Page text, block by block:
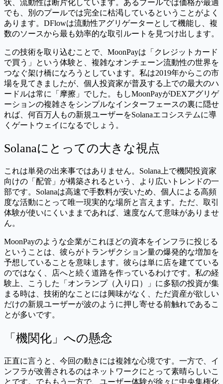
状、流動性は断片化しています。あるプールでは価格が最適
でも、別のプールでは完全に枯渇しているということがよく
あります。DFlowは流動性アグリゲーターとして機能し、複
数のソースから最も効率的な取引ルートを見つけ出します。
この技術を取り込むことで、MoonPayは「クレジットカード
で買う」という体験と、複雑なオンチェーン流動性の世界を
つなぐ架け橋になろうとしています。私は2019年からこの市
場を見てきましたが、個人投資家が普及する上での最大のハ
ードルは常に「摩擦」でした。もしMoonPayがDEXアグリゲ
ーションの複雑さをシンプルなインターフェースの裏に隠せ
れば、何百万人もの新規ユーザーをSolanaエコシステムに導
くゲートウェイになるでしょう。
Solanaにとっての大きな視点
これは単発の出来事ではありません。Solana上で機関投資家
向けの「配管」が構築されるという、より広いトレンドの一
部です。Solanaは高速で手数料が安いため、個人による高頻
度な活動にとって唯一現実的な場所と言えます。ただ、取引
体験が使いにくいままであれば、速度なんて意味がありませ
ん。
MoonPayのような企業がこれほどの資本をインフラに投じる
ということは、彼らがトランザクション量の爆発的な増加を
予想していることを意味します。彼らは単に店を建てている
のではなく、店へと続く道路を作っているわけです。私の経
験上、こうした「オンランプ（入り口）」に多額の投資が集
まる時は、技術的なことには興味がなく、ただ資産が欲しい
だけの新規ユーザーが波のように押し寄せる前触れであるこ
とが多いです。
「機関化」への懸念
正直に言うと、今回の動きには複雑な心境です。一方で、イ
ンフラが改善されるのはネットワークにとって素晴らしいこ
とです。でももう一方で、ユーザー体験が徐々に中央集権化